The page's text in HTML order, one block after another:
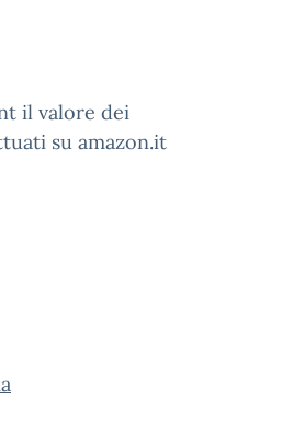
il valore dei
su amazon.it